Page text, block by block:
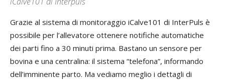
Grazie al sistema di monitoraggio iCalve101 di InterPuls è
possibile per l’allevatore ottenere notifiche automatiche
dei parti fino a 30 minuti prima. Bastano un sensore per
bovina e una centralina: il sistema “telefona”, informando
dell’imminente parto. Ma vediamo meglio i dettagli di